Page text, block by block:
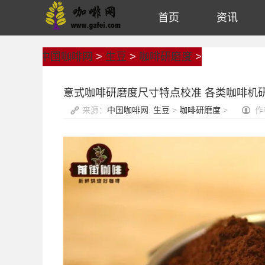
首页 资讯
中国咖啡网 > 生豆 > 咖啡研磨度 >
意式咖啡研磨度尺寸特点校准 各类咖啡机
来源： 中国咖啡网: 生豆 > 咖啡研磨度 >